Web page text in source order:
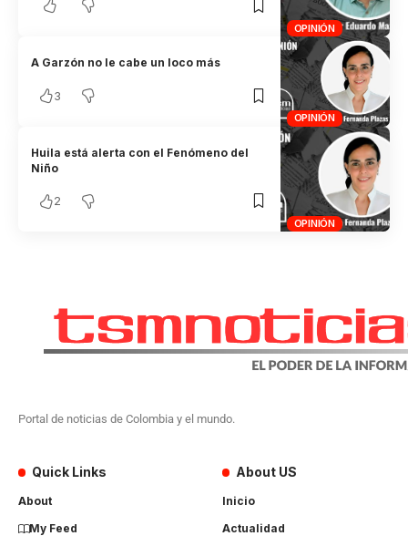
OPINIÓN
OPINIÓN
A Garzón no le cabe un loco más
3
OPINIÓN
Huila está alerta con el Fenómeno del
Niño
2
Portal de noticias de Colombia y el mundo.
Quick Links
About
My Feed
About US
Inicio
Actualidad